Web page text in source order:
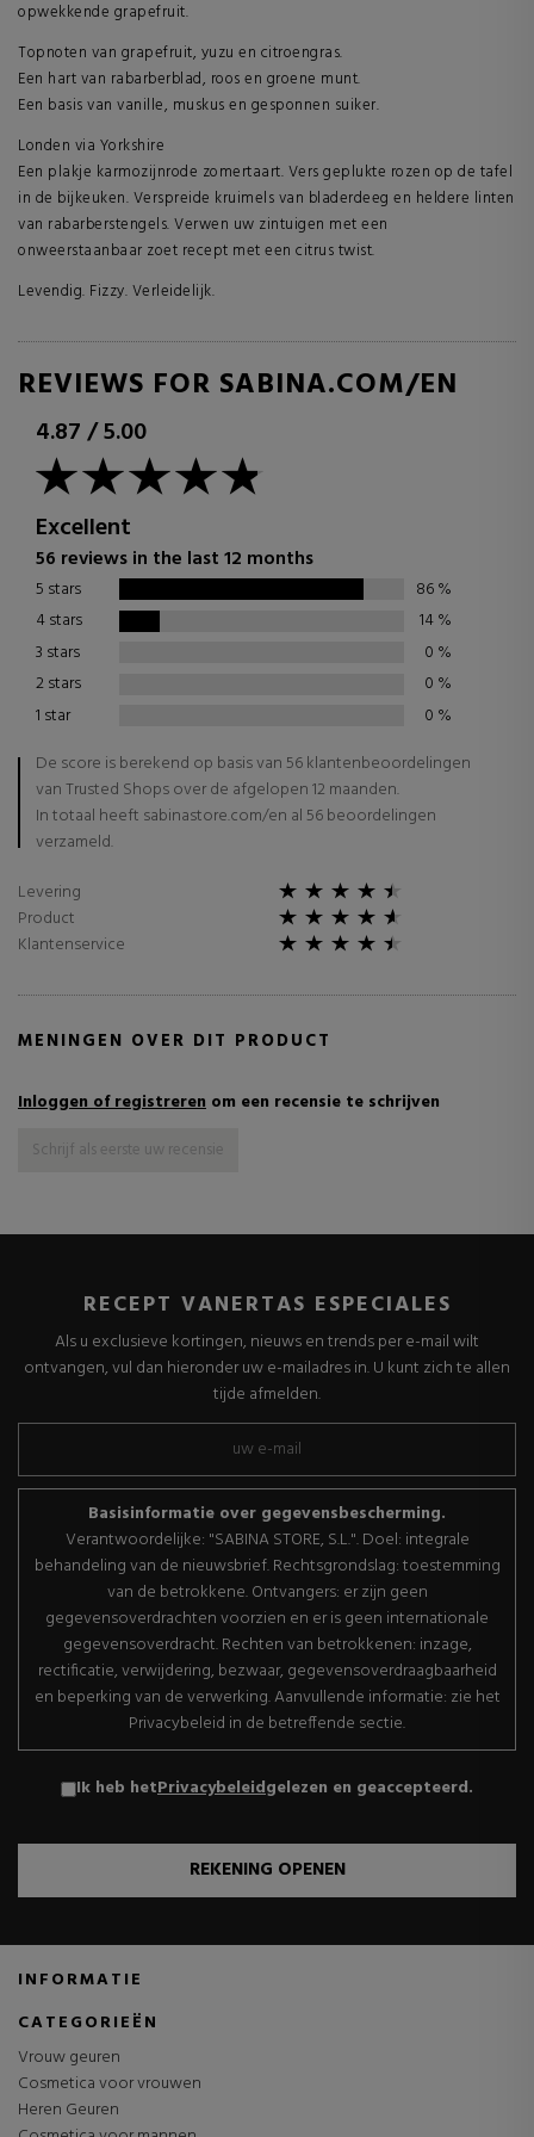
opwekkende grapefruit.
Topnoten van grapefruit, yuzu en citroengras.
Een hart van rabarberblad, roos en groene munt.
Een basis van vanille, muskus en gesponnen suiker.
Londen via Yorkshire
Een plakje karmozijnrode zomertaart. Vers geplukte rozen op de tafel
in de bijkeuken. Verspreide kruimels van bladerdeeg en heldere linten
van rabarberstengels. Verwen uw zintuigen met een
onweerstaanbaar zoet recept met een citrus twist.
Levendig. Fizzy. Verleidelijk.
REVIEWS FOR SABINA.COM/EN
4.87/5.00
Excellent
56 reviews in the last 12 months
5 stars 86%
4 stars
14%
3 stars
0 %
2 stars
0 %
1 star
0 %
De score is berekend op basis van 56 klantenbeoordelingen
van Trusted Shops over de afgelopen 12 maanden.
In totaal heeft sabinastore.com/en al 56 beoordelingen
verzameld.
Levering
Product
Klantenservice
MENINGEN OVER DIT PRODUCT
Inloggen of registreren om een recensie te schrijven
Schrijf als eerste uw recensie
RECEPT VANERTAS ESPECIALES
Als u exclusieve kortingen, nieuws en trends per e-mail wilt
ontvangen, vul dan hieronder uw e-mailadres in. U kunt zich te allen
tijde afmelden.
Basisinformatie over gegevensbescherming.
Verantwoordelijke: "SABINA STORE, S.L.". Doel: integrale
behandeling van de nieuwsbrief. Rechtsgrondslag: toestemming
van de betrokkene. Ontvangers: er zijn geen
gegevensoverdrachten voorzien en er is geen internationale
gegevensoverdracht. Rechten van betrokkenen: inzage,
rectificatie, verwijdering, bezwaar, gegevensoverdraagbaarheid
en beperking van de verwerking. Aanvullende informatie: zie het
Privacybeleid in de betreffende sectie.
Ik heb hetPrivacybeleidgelezen en geaccepteerd.
REKENING OPENEN
INFORMATIE
CATEGORIEËN
Vrouw geuren
Cosmetica voor vrouwen
Heren Geuren